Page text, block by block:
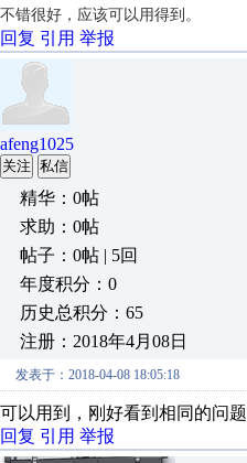
不错很好，应该可以用得到。
回复 引用 举报
afeng1025
关注 私信
精华：0帖
求助：0帖
帖子：0帖 | 5回
年度积分：0
历史总积分：65
注册：2018年4月08日
发表于：2018-04-08 18:05:18
可以用到，刚好看到相同的问题
回复 引用 举报